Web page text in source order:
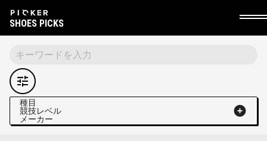
SHOES PICKS
種目
競技レベル
メーカー